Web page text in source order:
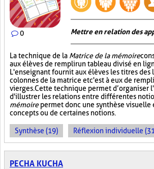
0 Mettre en relation des
La technique de la Matrice de la mémoire
aux élèves de remplir un tableau divisé en
L'enseignant fournit aux élèves les titres des
colonnes de la matrice et c'est à eux de
vierges. Cette technique permet d’organiser
d'illustrer les relations entre différentes
mémoirepermet donc une synthèse visuelle
concepts ou de certaines notions.
Synthèse (19) Réflexion individuelle
PECHA KUCHA